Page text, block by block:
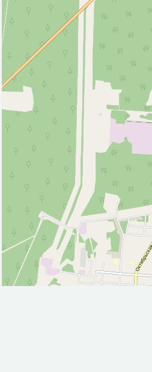
Ресторан (3)
Спортивный центр (2)
Церковь (2)
Исторические объекты
Памятник (2)
Природные объекты